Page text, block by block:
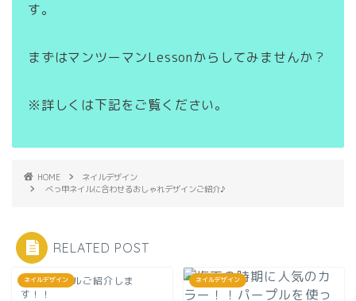
す。
まずはマンツーマンLessonからしてみませんか？
※詳しくは下記をご覧ください。
HOME
ネイルデザイン
べっ甲ネイルに合わせるおしゃれデザインご紹介♪
RELATED POST
ネイルデザイン
お正月ネイルご紹介しま
す！！
ネイルデザイン